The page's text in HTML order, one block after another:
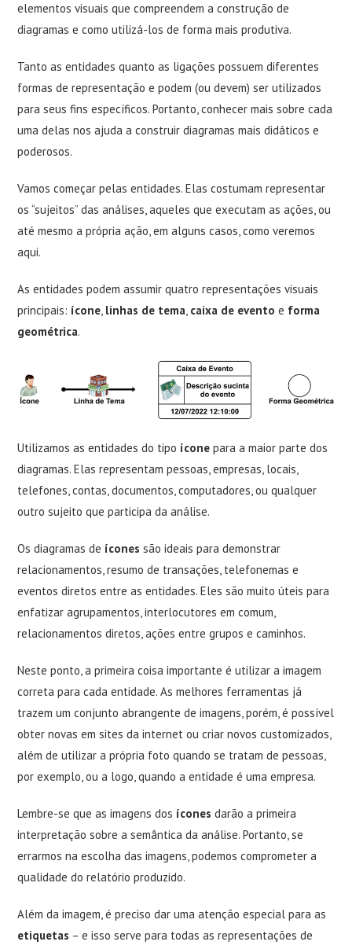
elementos visuais que compreendem a construção de
diagramas e como utilizá-los de forma mais produtiva.
Tanto as entidades quanto as ligações possuem diferentes
formas de representação e podem (ou devem) ser utilizados
para seus fins específicos. Portanto, conhecer mais sobre cada
uma delas nos ajuda a construir diagramas mais didáticos e
poderosos.
Vamos começar pelas entidades. Elas costumam representar
os “sujeitos” das análises, aqueles que executam as ações, ou
até mesmo a própria ação, em alguns casos, como veremos
aqui.
As entidades podem assumir quatro representações visuais
principais: ícone, linhas de tema, caixa de evento e forma
geométrica.
Utilizamos as entidades do tipo ícone para a maior parte dos
diagramas. Elas representam pessoas, empresas, locais,
telefones, contas, documentos, computadores, ou qualquer
outro sujeito que participa da análise.
Os diagramas de ícones são ideais para demonstrar
relacionamentos, resumo de transações, telefonemas e
eventos diretos entre as entidades. Eles são muito úteis para
enfatizar agrupamentos, interlocutores em comum,
relacionamentos diretos, ações entre grupos e caminhos.
Neste ponto, a primeira coisa importante é utilizar a imagem
correta para cada entidade. As melhores ferramentas já
trazem um conjunto abrangente de imagens, porém, é possível
obter novas em sites da internet ou criar novos customizados,
além de utilizar a própria foto quando se tratam de pessoas,
por exemplo, ou a logo, quando a entidade é uma empresa.
Lembre-se que as imagens dos ícones darão a primeira
interpretação sobre a semântica da análise. Portanto, se
errarmos na escolha das imagens, podemos comprometer a
qualidade do relatório produzido.
Além da imagem, é preciso dar uma atenção especial para as
etiquetas – e isso serve para todas as representações de